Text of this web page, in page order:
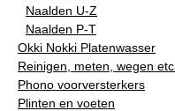
Naalden U-Z
Naalden P-T
Okki Nokki Platenwasser
Reinigen, meten, wegen etc..
Phono voorversterkers
Plinten en voeten